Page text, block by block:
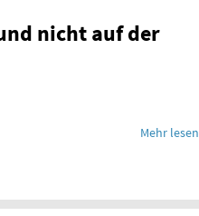
nicht auf der
Mehr lesen